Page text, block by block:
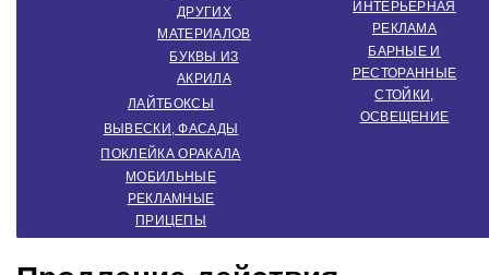
Створення
інтер'єрної
реклами
ДРУГИХ
МАТЕРИАЛОВ
БУКВЫ ИЗ
АКРИЛА
ЛАЙТБОКСЫ
ВЫВЕСКИ, ФАСАДЫ
ПОКЛЕЙКА ОРАКАЛА
МОБИЛЬНЫЕ
РЕКЛАМНЫЕ
ПРИЦЕПЫ
ИНТЕРЬЕРНАЯ
РЕКЛАМА
БАРНЫЕ И
РЕСТОРАННЫЕ
СТОЙКИ,
ОСВЕЩЕНИЕ